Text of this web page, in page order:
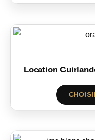
Location